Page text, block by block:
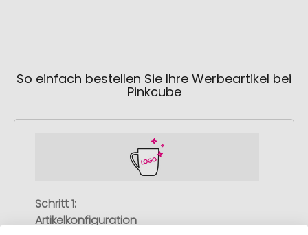
So einfach bestellen Sie Ihre Werbeartikel bei
Pinkcube
Schritt 1:
Artikelkonfiguration